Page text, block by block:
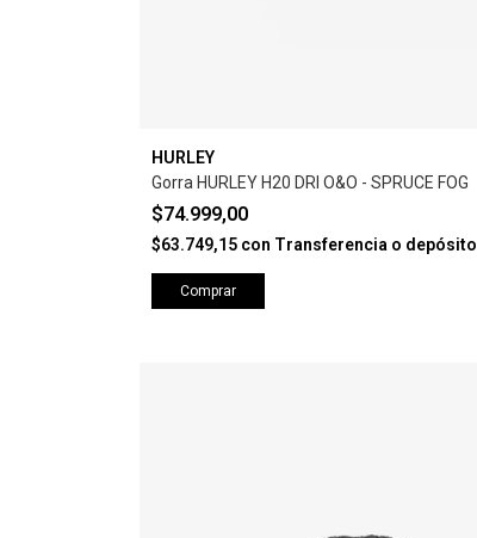
HURLEY
Gorra HURLEY H20 DRI O&O - SPRUCE FOG
$74.999,00
$63.749,15 con Transferencia o depósito
Comprar